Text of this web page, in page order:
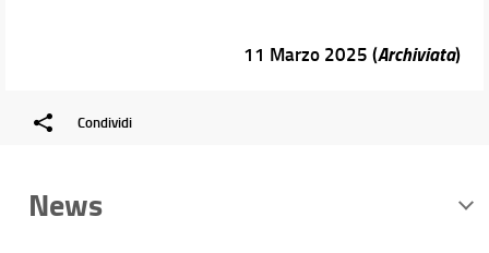
11 Marzo 2025 (Archiviata)
Condividi
News